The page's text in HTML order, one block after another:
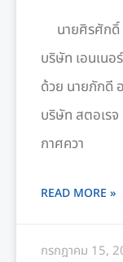
นายศิรศักดิ์
บริษัท เอนเน
ด้วย นายภักดี
บริษัท สตอเรจ
กาศควา
READ MORE »
กรกฎาคม 15,